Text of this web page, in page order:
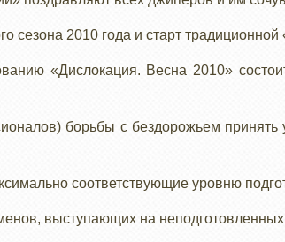
сезона 2010 года и старт
«Дислокация. Весна 2010»
борьбы с бездорожьем принять
соответствующие уровню
выступающих на